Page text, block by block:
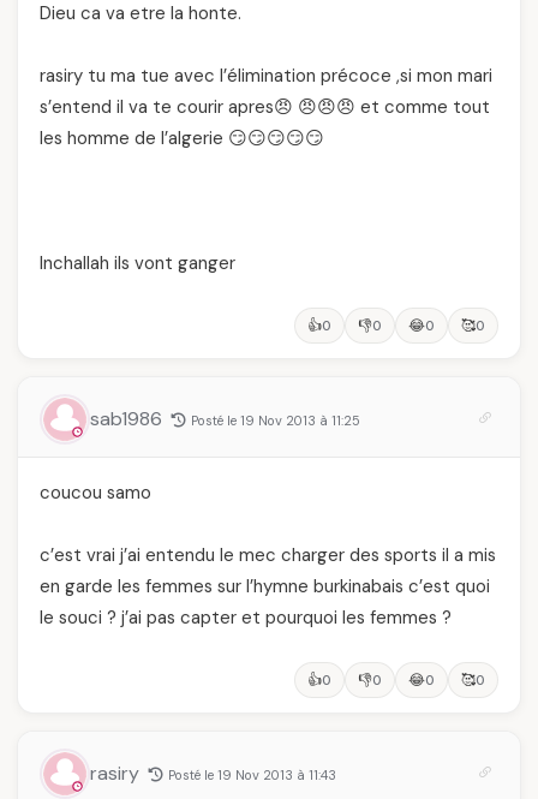
Dieu ca va etre la honte.
rasiry tu ma tue avec l’élimination précoce ,si mon mari
s’entend il va te courir apres😠 😠😠😠 et comme tout
les homme de l’algerie 😏😏😏😏😏
Inchallah ils vont ganger
👍0 👎0 😂0 🥰0
sab1986 Posté le 19 Nov 2013 à 11:25
coucou samo
c’est vrai j’ai entendu le mec charger des sports il a mis
en garde les femmes sur l’hymne burkinabais c’est quoi
le souci ? j’ai pas capter et pourquoi les femmes ?
👍0 👎0 😂0 🥰0
rasiry Posté le 19 Nov 2013 à 11:43